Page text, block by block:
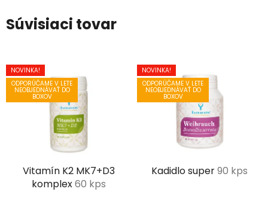
Súvisiaci tovar
NOVINKA!
ODPORÚČAME V LETE
NEOBJEDNÁVAŤ DO
BOXOV
Vitamín K2 MK7+D3
komplex60 kps
NOVINKA!
ODPORÚČAME V LETE
NEOBJEDNÁVAŤ DO
BOXOV
Kadidlo super90 kps